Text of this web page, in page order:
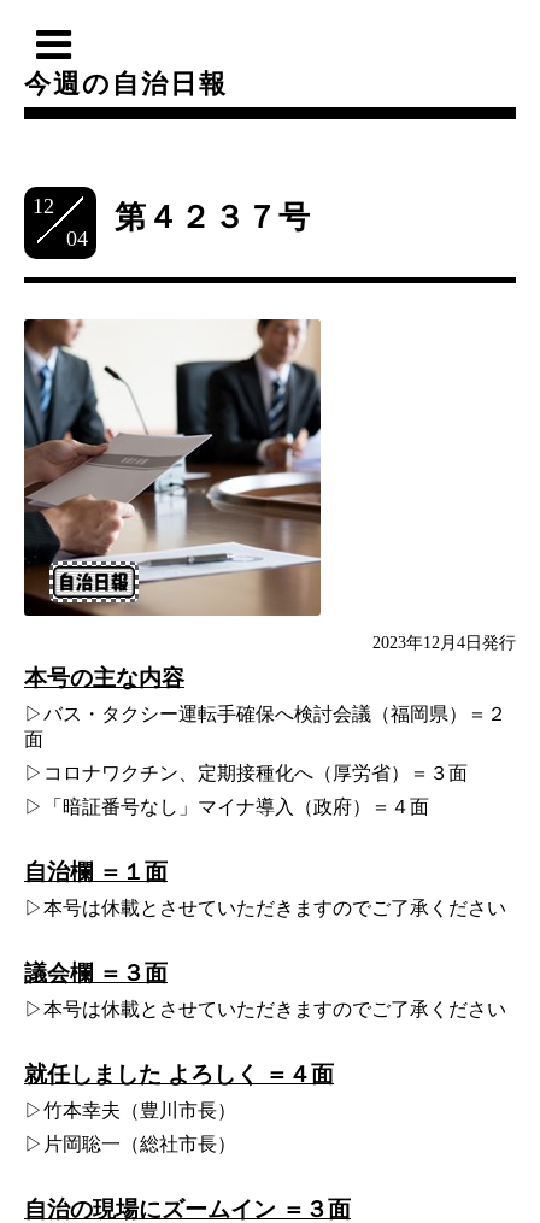
今週の自治日報
12
04
第４２３７号
2023年12月4日発行
本号の主な内容
▷バス・タクシー運転手確保へ検討会議（福岡県）＝２
面
▷コロナワクチン、定期接種化へ（厚労省）＝３面
▷「暗証番号なし」マイナ導入（政府）＝４面
自治欄 ＝１面
▷本号は休載とさせていただきますのでご了承ください
議会欄 ＝３面
▷本号は休載とさせていただきますのでご了承ください
就任しました よろしく ＝４面
▷竹本幸夫（豊川市長）
▷片岡聡一（総社市長）
自治の現場にズームイン ＝３面